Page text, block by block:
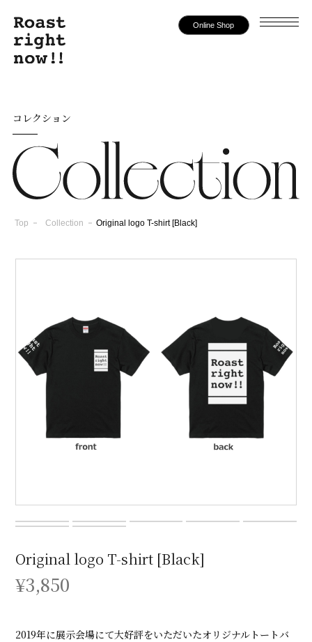
Online Shop
コレクション
Top Collection Original logo T-shirt [Black]
Original logo T-shirt [Black]
¥3,850
2019年に展示会場にて大好評をいただいたオリジナルトートバ